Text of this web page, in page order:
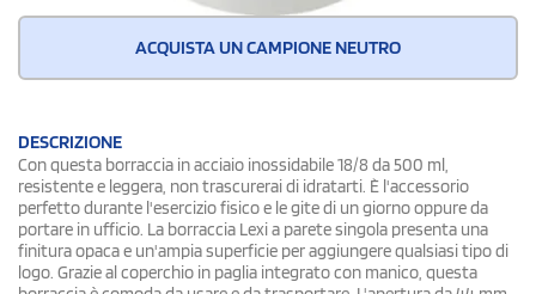
ACQUISTA UN CAMPIONE NEUTRO
DESCRIZIONE
Con questa borraccia in acciaio inossidabile 18/8 da 500 ml,
resistente e leggera, non trascurerai di idratarti. È l'accessorio
perfetto durante l'esercizio fisico e le gite di un giorno oppure da
portare in ufficio. La borraccia Lexi a parete singola presenta una
finitura opaca e un'ampia superficie per aggiungere qualsiasi tipo di
logo. Grazie al coperchio in paglia integrato con manico, questa